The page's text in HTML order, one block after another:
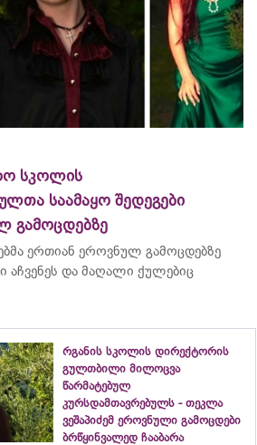
სკოლის
საამაყო შედეგები
გამოცდებზე
ერთიან ეროვნულ გამოცდებზე
აჩვენეს და მაღალი ქულებიც
რგანის სკოლის დირექტორის
გულთბილი მილოცვა
წარმატებულ
კურსდამთავრებულს - თეკლა
ვეშაპიძემ ეროვნული გამოცდები
ბრწყინვალედ ჩააბარა